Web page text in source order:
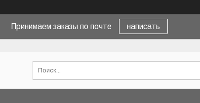
Принимаем заказы по почте написать